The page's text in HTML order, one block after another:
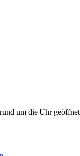
um die Uhr geöffnet